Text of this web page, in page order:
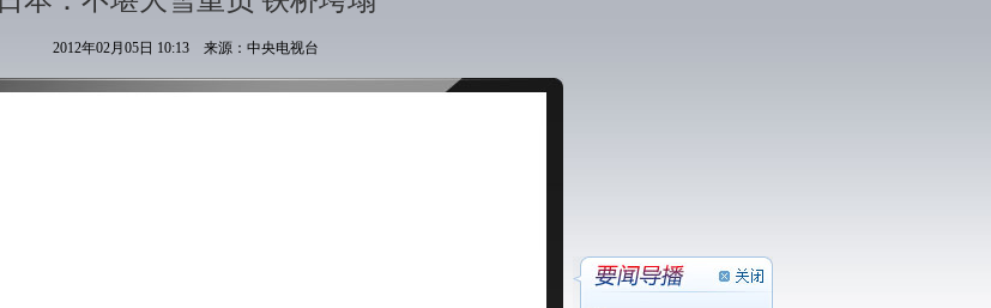
2012年02月05日 10:13 来源：中央电视台